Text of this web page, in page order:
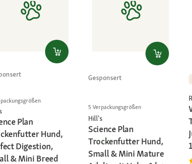
Plan
Hund,
Digestion,
& Mini Breed
Gesponsert
5 Verpackungsgrößen
Hill's
Science Plan
Trockenfutter Hund,
Small & Mini Mature